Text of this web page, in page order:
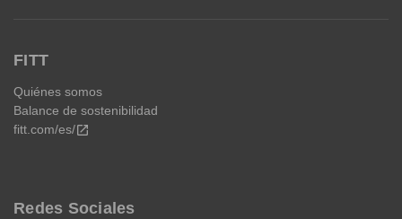
FITT
Quiénes somos
Balance de sostenibilidad
fitt.com/es/open_in_new
Redes Sociales